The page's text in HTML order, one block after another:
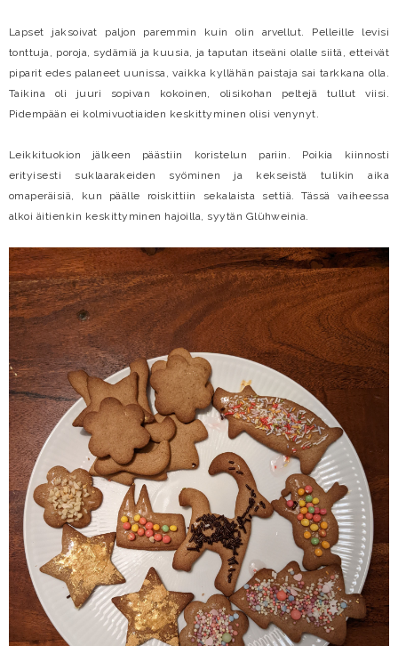
Lapset jaksoivat paljon paremmin kuin olin arvellut. Pelleille levisi
tonttuja, poroja, sydämiä ja kuusia, ja taputan itseäni olalle siitä, etteivät
piparit edes palaneet uunissa, vaikka kyllähän paistaja sai tarkkana olla.
Taikina oli juuri sopivan kokoinen, olisikohan peltejä tullut viisi.
Pidempään ei kolmivuotiaiden keskittyminen olisi venynyt.
Leikkituokion jälkeen päästiin koristelun pariin. Poikia kiinnosti
erityisesti suklaarakeiden syöminen ja kekseistä tulikin aika
omaperäisiä, kun päälle roiskittiin sekalaista settiä. Tässä vaiheessa
alkoi äitienkin keskittyminen hajoilla, syytän Glühweinia.